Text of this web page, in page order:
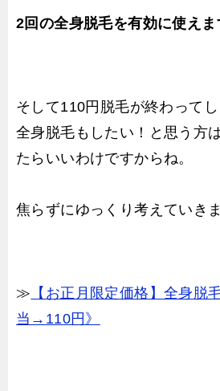
2回の全身脱毛を有効に使えま
そして110円脱毛が終わって
全身脱毛もしたい！と思う方
たらいいわけですからね。
焦らずにゆっくり考えていき
≫ 【お正月限定価格】全身脱
当→110円》